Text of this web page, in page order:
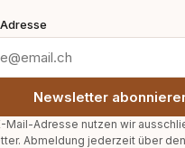
Newsletter
Mail-Adresse nutzen wir
Abmeldung jederzeit über